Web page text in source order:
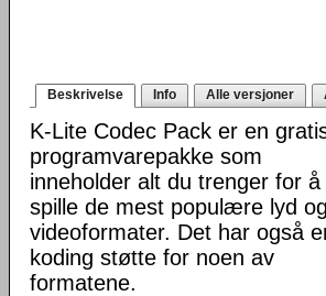
Beskrivelse Info Alle versjoner
K-Lite Codec Pack er en
programvarepakke som
inneholder alt du trenger for å
spille de mest populære lyd og
videoformater. Det har også
koding støtte for noen av
formatene.